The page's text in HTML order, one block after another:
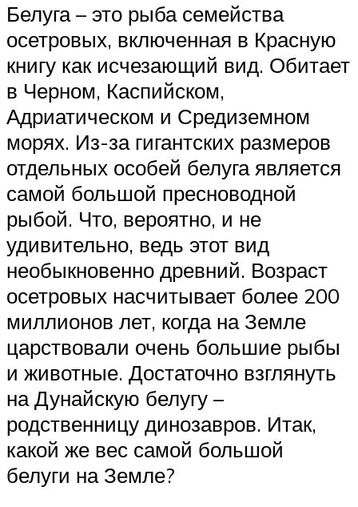
Белуга – это рыба семейства
осетровых, включенная в Красную
книгу как исчезающий вид. Обитает
в Черном, Каспийском,
Адриатическом и Средиземном
морях. Из-за гигантских размеров
отдельных особей белуга является
самой большой пресноводной
рыбой. Что, вероятно, и не
удивительно, ведь этот вид
необыкновенно древний. Возраст
осетровых насчитывает более 200
миллионов лет, когда на Земле
царствовали очень большие рыбы
и животные. Достаточно взглянуть
на Дунайскую белугу –
родственницу динозавров. Итак,
какой же вес самой большой
белуги на Земле?